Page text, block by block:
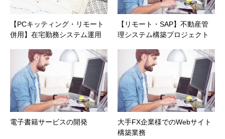
【PCキッティング・リモート
併用】在宅勤務システム運用
【リモート・SAP】不動産管
理システム構築プロジェクト
電子書籍サービスの開発
大手FX企業様でのWebサイト
構築業務